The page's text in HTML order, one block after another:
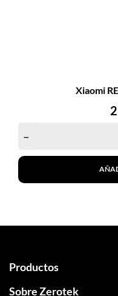
Xiaomi
–
Productos
Sobre Zerotek